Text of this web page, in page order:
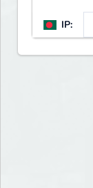
—
Player
what
IP: